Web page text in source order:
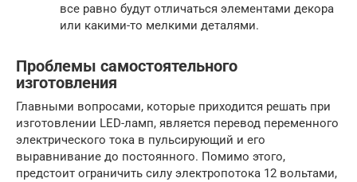
все равно будут отличаться элементами декора
или какими-то мелкими деталями.
Проблемы самостоятельного
изготовления
Главными вопросами, которые приходится решать при
изготовлении LED-ламп, является перевод переменного
электрического тока в пульсирующий и его
выравнивание до постоянного. Помимо этого,
предстоит ограничить силу электропотока 12 вольтами,